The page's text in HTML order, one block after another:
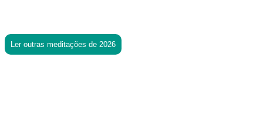
Ler outras meditações de 2026